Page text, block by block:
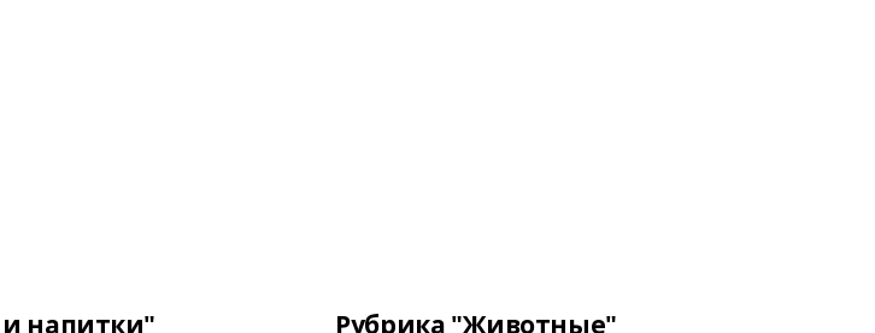
и напитки" Рубрика "Животные"